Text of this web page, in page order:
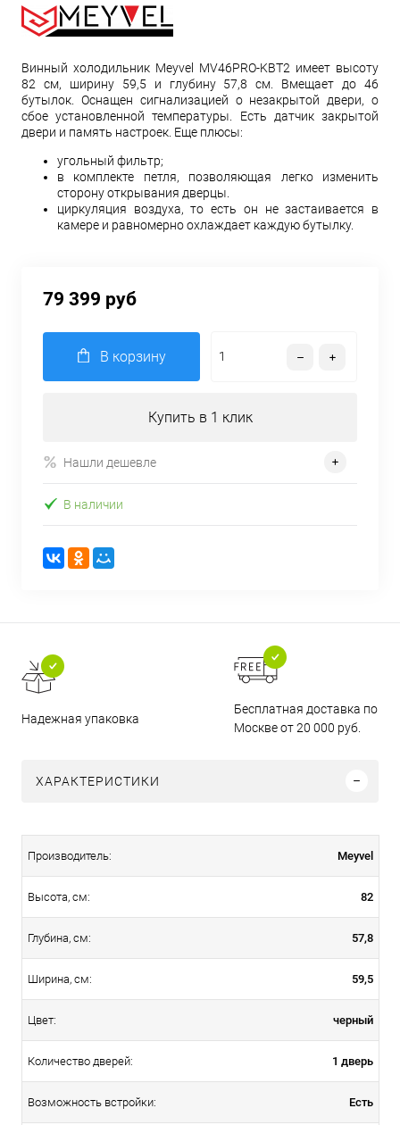
Винный холодильник Meyvel MV46PRO-KBT2 имеет высоту
82 см, ширину 59,5 и глубину 57,8 см. Вмещает до 46
бутылок. Оснащен сигнализацией о незакрытой двери, о
сбое установленной температуры. Есть датчик закрытой
двери и память настроек. Еще плюсы:
угольный фильтр;
в комплекте петля, позволяющая легко изменить
сторону открывания дверцы.
циркуляция воздуха, то есть он не застаивается в
камере и равномерно охлаждает каждую бутылку.
79 399 руб
В корзину
Купить в 1 клик
Нашли дешевле
В наличии
Надежная упаковка
Бесплатная доставка по
Москве от 20 000 руб.
ХАРАКТЕРИСТИКИ
Производитель: Meyvel
Высота, см: 82
Глубина, см: 57,8
Ширина, см: 59,5
Цвет: черный
Количество дверей: 1 дверь
Возможность встройки: Есть